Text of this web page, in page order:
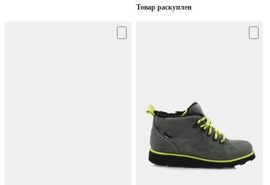
Товар раскуплен